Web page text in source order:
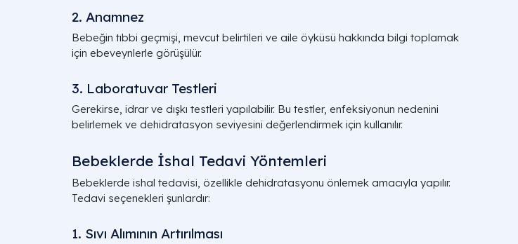
2. Anamnez
Bebeğin tıbbi geçmişi, mevcut belirtileri ve aile öyküsü hakkında bilgi toplamak
için ebeveynlerle görüşülür.
3. Laboratuvar Testleri
Gerekirse, idrar ve dışkı testleri yapılabilir. Bu testler, enfeksiyonun nedenini
belirlemek ve dehidratasyon seviyesini değerlendirmek için kullanılır.
Bebeklerde İshal Tedavi Yöntemleri
Bebeklerde ishal tedavisi, özellikle dehidratasyonu önlemek amacıyla yapılır.
Tedavi seçenekleri şunlardır:
1. Sıvı Alımının Artırılması